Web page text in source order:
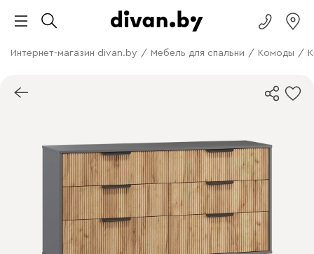
Интернет-магазин divan.by / Мебель для спальни / Комоды /